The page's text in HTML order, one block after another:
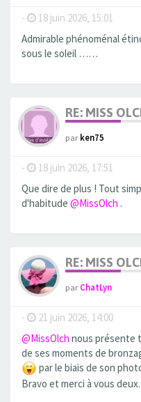
- 18 juin 2026, 15:01
Admirable phénoménal
sous le soleil ……
RE: MISS
parken75
- 18 juin 2026, 17:51
Que dire de plus ! Tout
d'habitude @MissOlch .
RE: MISS
parChatLyn
- 21 juin 2026, 14:00
@MissOlch nous présente
de ses moments de
par le biais de son
Bravo et merci à vous deux.